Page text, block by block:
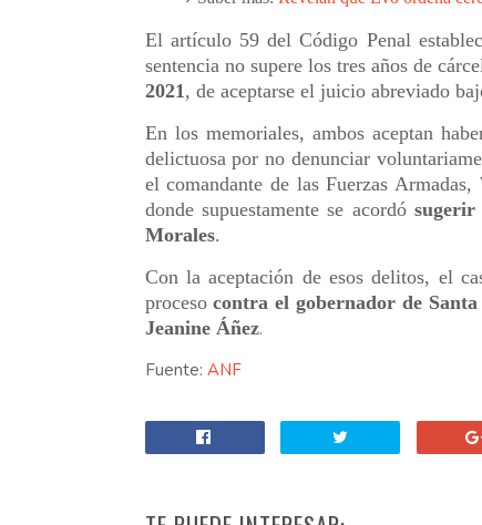
El artículo 59 del Código Penal
sentencia no supere los tres años de
2021, de aceptarse el juicio abreviado
En los memoriales, ambos aceptan
delictuosa por no denunciar
el comandante de las Fuerzas
donde supuestamente se acordósugerir
Morales.
Con la aceptación de esos delitos, el
procesocontra el gobernador de
Jeanine Áñez.
Fuente: ANF